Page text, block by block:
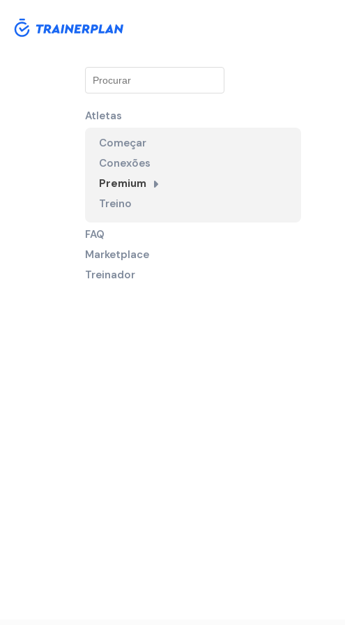
Atletas
Começar
Conexões
Premium
Treino
FAQ
Marketplace
Treinador